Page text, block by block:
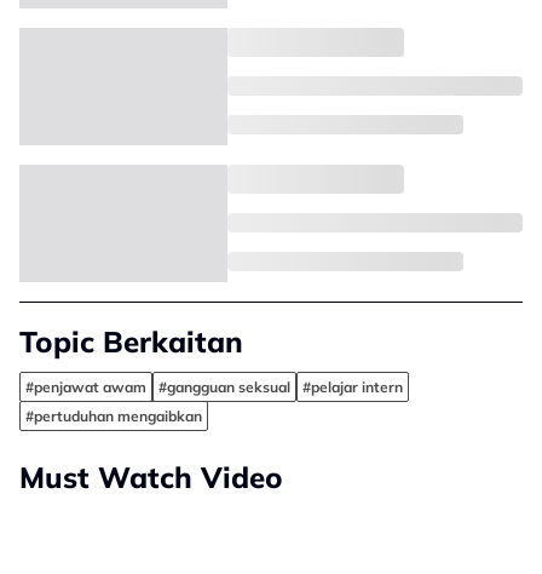
Topic Berkaitan
#penjawat awam #gangguan seksual
#pelajar intern
#pertuduhan mengaibkan
Must Watch Video